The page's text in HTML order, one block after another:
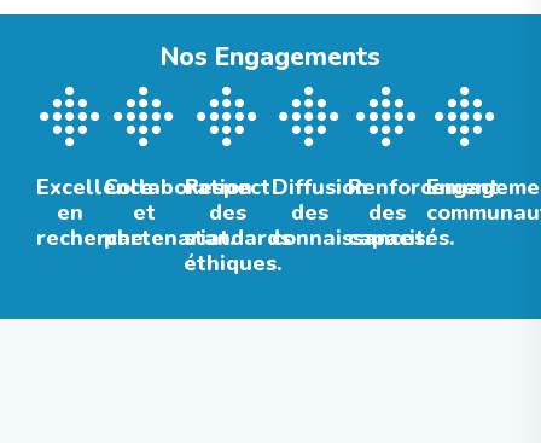
Nos Engagements
Excellence
en
recherche.
Collaboration
et
partenariat.
Respect
des
standards
éthiques.
Diffusion
des
connaissances.
Renforcement
des
capacités.